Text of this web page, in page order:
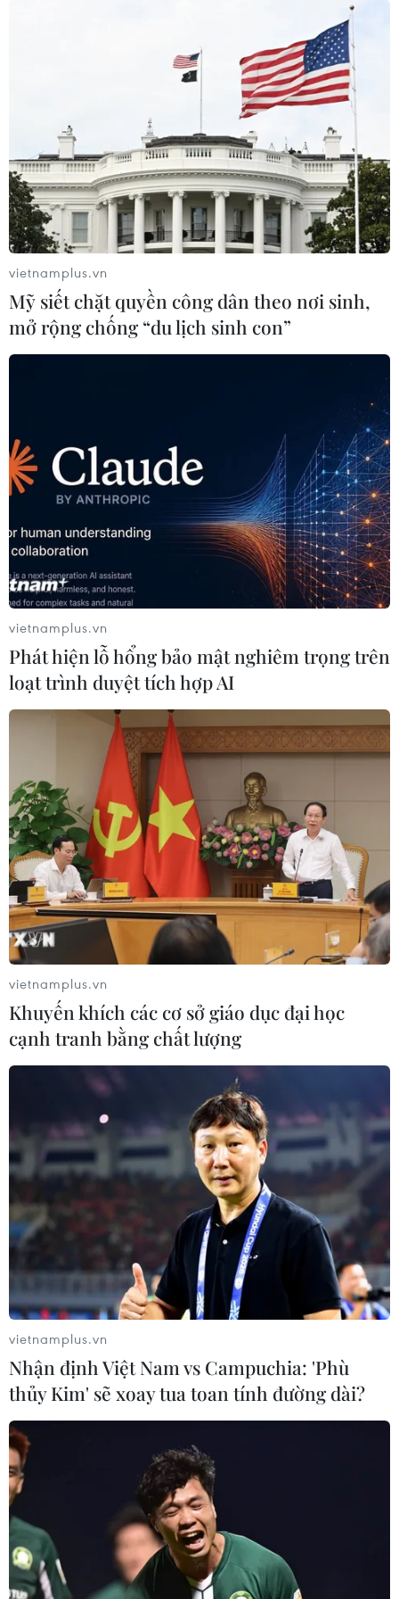
TIN CÙNG CHUYÊN MỤC
Xung đột Israel-Hamas: Ít nhất 300
trẻ em thiệt mạng trong 300 ngày
qua
06/08/2026 22:56
Iran và Oman thống nhất mở lại eo
biển Hormuz trong 60 ngày
vietnamplus.vn
Mỹ siết chặt quyền công dân theo nơi sinh,
mở rộng chống “du lịch sinh con”
vietnamplus.vn
Phát hiện lỗ hổng bảo mật nghiêm trọng trên
loạt trình duyệt tích hợp AI
vietnamplus.vn
Khuyến khích các cơ sở giáo dục đại học
cạnh tranh bằng chất lượng
vietnamplus.vn
Nhận định Việt Nam vs Campuchia: 'Phù
thủy Kim' sẽ xoay tua toan tính đường dài?